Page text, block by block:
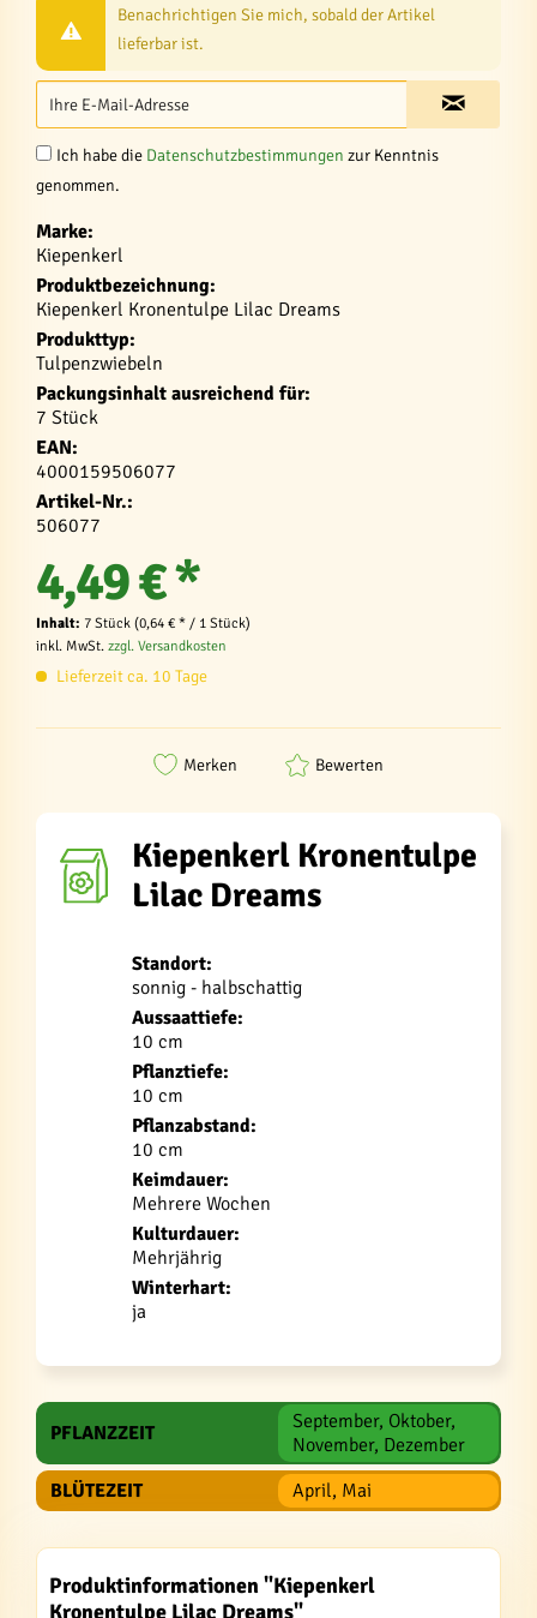
Benachrichtigen Sie mich, sobald der Artikel
lieferbar ist.
Ich habe die Datenschutzbestimmungen zur Kenntnis
genommen.
Marke:
Kiepenkerl
Produktbezeichnung:
Kiepenkerl Kronentulpe Lilac Dreams
Produkttyp:
Tulpenzwiebeln
Packungsinhalt ausreichend für:
7 Stück
EAN:
4000159506077
Artikel-Nr.:
506077
4,49 € *
Inhalt: 7 Stück (0,64 € * / 1 Stück)
inkl. MwSt. zzgl. Versandkosten
Lieferzeit ca. 10 Tage
Merken Bewerten
Kiepenkerl Kronentulpe
Lilac Dreams
Standort:
sonnig - halbschattig
Aussaattiefe:
10 cm
Pflanztiefe:
10 cm
Pflanzabstand:
10 cm
Keimdauer:
Mehrere Wochen
Kulturdauer:
Mehrjährig
Winterhart:
ja
PFLANZZEIT
September, Oktober,
November, Dezember
BLÜTEZEIT
April, Mai
Produktinformationen "Kiepenkerl
Kronentulpe Lilac Dreams"